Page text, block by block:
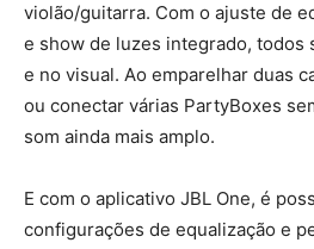
violão/guitarra. Com o ajuste de
e show de luzes integrado, todos
e no visual. Ao emparelhar duas
ou conectar várias PartyBoxes
som ainda mais amplo.
E com o aplicativo JBL One, é
configurações de equalização e